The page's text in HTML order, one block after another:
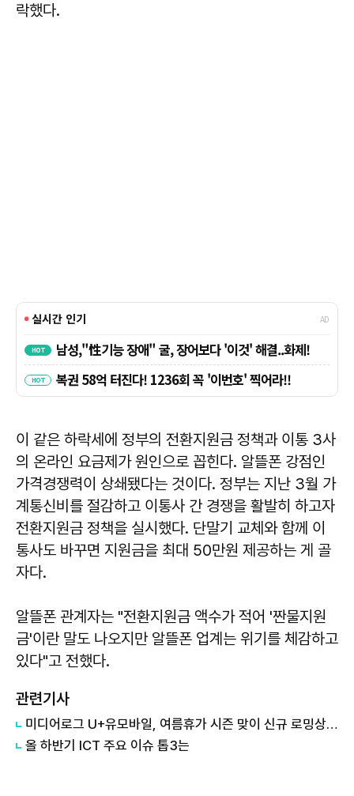
락했다.
이 같은 하락세에 정부의 전환지원금 정책과 이통 3사
의 온라인 요금제가 원인으로 꼽힌다. 알뜰폰 강점인
가격경쟁력이 상쇄됐다는 것이다. 정부는 지난 3월 가
계통신비를 절감하고 이통사 간 경쟁을 활발히 하고자
전환지원금 정책을 실시했다. 단말기 교체와 함께 이
통사도 바꾸면 지원금을 최대 50만원 제공하는 게 골
자다.
알뜰폰 관계자는 "전환지원금 액수가 적어 '짠물지원
금'이란 말도 나오지만 알뜰폰 업계는 위기를 체감하고
있다"고 전했다.
관련기사
미디어로그 U+유모바일, 여름휴가 시즌 맞이 신규 로밍상품 출시
올 하반기 ICT 주요 이슈 톱3는